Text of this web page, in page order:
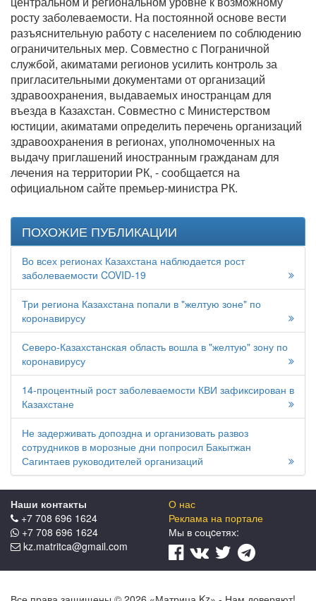
росту заболеваемости. На постоянной основе вести
разъяснительную работу с населением по соблюдению
ограничительных мер. Совместно с Пограничной
службой, акиматами регионов усилить контроль за
пригласительными документами от организаций
здравоохранения, выдаваемых иностранцам для
въезда в Казахстан. Совместно с Министерством
юстиции, акиматами определить перечень организаций
здравоохранения в регионах, уполномоченных на
выдачу приглашений иностранным гражданам для
лечения на территории РК, - сообщается на
официальном сайте премьер-министра РК.
ПОХОЖИЕ ПУБЛИКАЦИИ
Во всех регионах Казахстана наблюдается рост
заболеваемости COVID-19
Три региона Казахстана попали в "желтую зоне" по
коронавирусу
Северо-Казахстанская область вошла в "желтую" зону по
коронавирусу
14-процентный рост заболеваемости КВИ зафиксирован в
Казахстане
Не задерживать допоздна и организовать развоз
сотрудников в морозные дни попросил Бакытжан
Сагинтаев руководителей организаций
Наши контакты
+7 708 696 1624
+7 708 696 1624
kz.matritca@gmail.com
О нас
Реклама на портале
Мы в соцcетях: